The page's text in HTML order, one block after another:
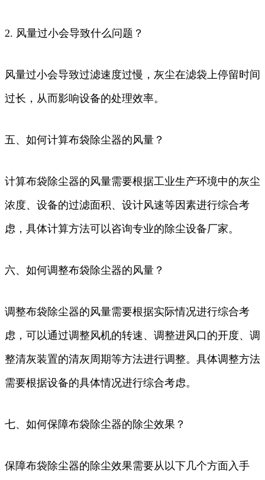
2. 风量过小会导致什么问题？
风量过小会导致过滤速度过慢，灰尘在滤袋上停留时间
过长，从而影响设备的处理效率。
五、如何计算布袋除尘器的风量？
计算布袋除尘器的风量需要根据工业生产环境中的灰尘
浓度、设备的过滤面积、设计风速等因素进行综合考
虑，具体计算方法可以咨询专业的除尘设备厂家。
六、如何调整布袋除尘器的风量？
调整布袋除尘器的风量需要根据实际情况进行综合考
虑，可以通过调整风机的转速、调整进风口的开度、调
整清灰装置的清灰周期等方法进行调整。具体调整方法
需要根据设备的具体情况进行综合考虑。
七、如何保障布袋除尘器的除尘效果？
保障布袋除尘器的除尘效果需要从以下几个方面入手